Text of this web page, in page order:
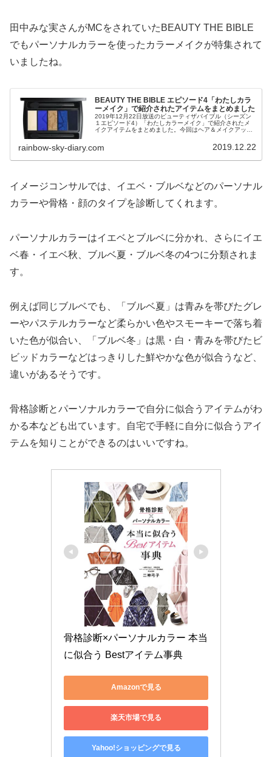
田中みな実さんがMCをされていたBEAUTY THE BIBLE
でもパーソナルカラーを使ったカラーメイクが特集されて
いましたね。
BEAUTY THE BIBLE エピソード4「わたしカラ
ーメイク」で紹介されたアイテムをまとめました
2019年12月22日放送のビューティザバイブル（シーズン
１エピソード4）「わたしカラーメイク」で紹介されたメ
イクアイテムをまとめました。今回はヘア＆メイクアップ
クを紹介されています。イメージと違って取り入れやす
く、日常のメイクの参考になるものがたくさんありまし
rainbow-sky-diary.com 2019.12.22
イメージコンサルでは、イエベ・ブルベなどのパーソナル
カラーや骨格・顔のタイプを診断してくれます。
パーソナルカラーはイエベとブルベに分かれ、さらにイエ
ベ春・イエベ秋、ブルベ夏・ブルベ冬の4つに分類されま
す。
例えば同じブルベでも、「ブルベ夏」は青みを帯びたグレ
ーやパステルカラーなど柔らかい色やスモーキーで落ち着
いた色が似合い、「ブルベ冬」は黒・白・青みを帯びたビ
ビッドカラーなどはっきりした鮮やかな色が似合うなど、
違いがあるそうです。
骨格診断とパーソナルカラーで自分に似合うアイテムがわ
かる本なども出ています。自宅で手軽に自分に似合うアイ
テムを知りことができるのはいいですね。
骨格診断×パーソナルカラー 本当
に似合う Bestアイテム事典
Amazonで見る
楽天市場で見る
Yahoo!ショッピングで見る